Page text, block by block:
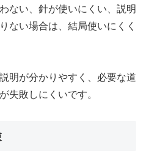
ない、針が使いにくい、説明
ない場合は、結局使いにくく
明が分かりやすく、必要な道
失敗しにくいです。